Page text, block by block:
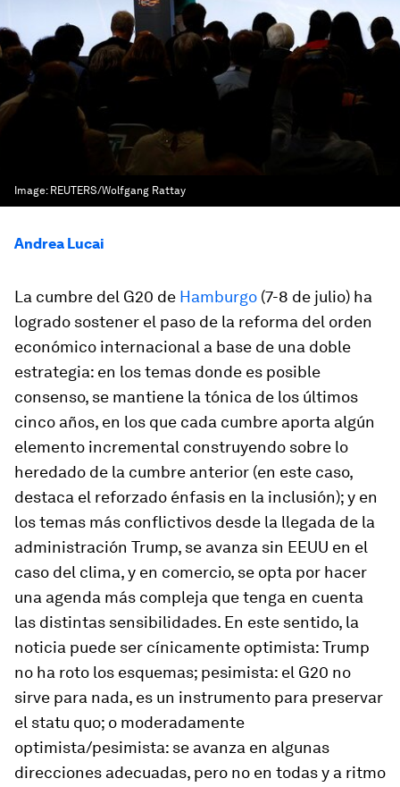
Image: REUTERS/Wolfgang Rattay
Andrea Lucai
La cumbre del G20 de Hamburgo (7-8 de julio) ha
logrado sostener el paso de la reforma del orden
económico internacional a base de una doble
estrategia: en los temas donde es posible
consenso, se mantiene la tónica de los últimos
cinco años, en los que cada cumbre aporta algún
elemento incremental construyendo sobre lo
heredado de la cumbre anterior (en este caso,
destaca el reforzado énfasis en la inclusión); y en
los temas más conflictivos desde la llegada de la
administración Trump, se avanza sin EEUU en el
caso del clima, y en comercio, se opta por hacer
una agenda más compleja que tenga en cuenta
las distintas sensibilidades. En este sentido, la
noticia puede ser cínicamente optimista: Trump
no ha roto los esquemas; pesimista: el G20 no
sirve para nada, es un instrumento para preservar
el statu quo; o moderadamente
optimista/pesimista: se avanza en algunas
direcciones adecuadas, pero no en todas y a ritmo